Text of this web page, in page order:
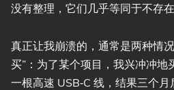
没有整理，它们几乎等同于不存在
真正让我崩溃的，通常是两种情
买”：为了某个项目，我兴冲冲地
一根高速 USB‑C 线，结果三个